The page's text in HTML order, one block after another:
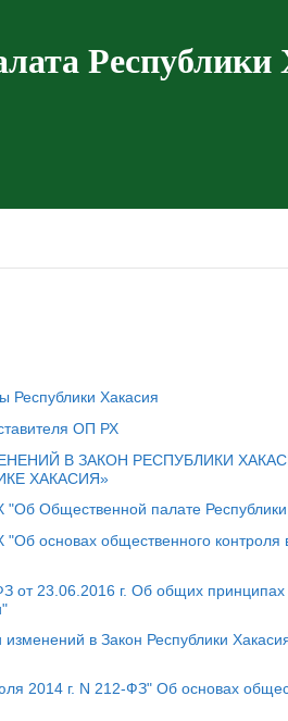
Республики
Республики Хакасия
ОП РХ
В ЗАКОН РЕСПУБЛИКИ
ХАКАСИЯ»
Общественной палате
основах общественного контроля
23.06.2016 г. Об общих принципах
в Закон Республики
2014 г. N 212-ФЗ" Об основах